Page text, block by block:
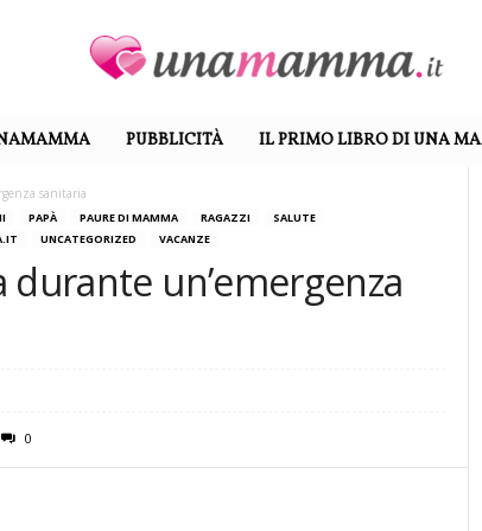
PUBBLICITÀ IL PRIMO LIBRO DI UNA
sanitaria
PAPÀ PAURE DI MAMMA RAGAZZI
SALUTE
UNCATEGORIZED VACANZE
durante un’emergenza
0